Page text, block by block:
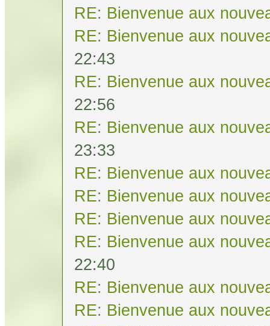
RE: Bienvenue aux
RE: Bienvenue aux
22:43
RE: Bienvenue aux
22:56
RE: Bienvenue aux
23:33
RE: Bienvenue aux
RE: Bienvenue aux
RE: Bienvenue aux
RE: Bienvenue aux
22:40
RE: Bienvenue aux
RE: Bienvenue aux